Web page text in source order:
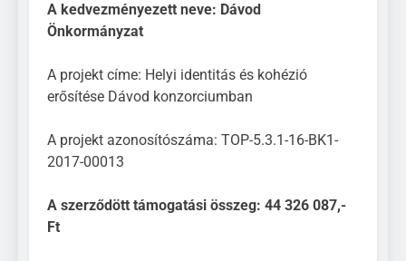
A kedvezményezett neve: Dávod
Önkormányzat
A projekt címe: Helyi identitás és kohézió
erősítése Dávod konzorciumban
A projekt azonosítószáma: TOP-5.3.1-16-BK1-
2017-00013
A szerződött támogatási összeg: 44 326 087,-
Ft